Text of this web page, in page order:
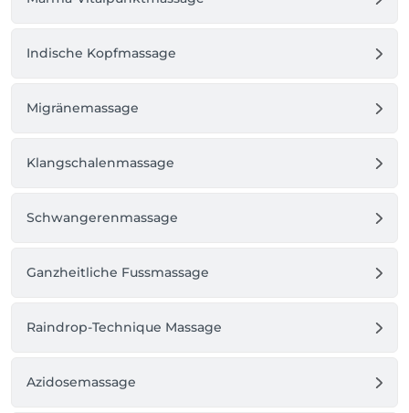
Indische Kopfmassage
Migränemassage
Klangschalenmassage
Schwangerenmassage
Ganzheitliche Fussmassage
Raindrop-Technique Massage
Azidosemassage